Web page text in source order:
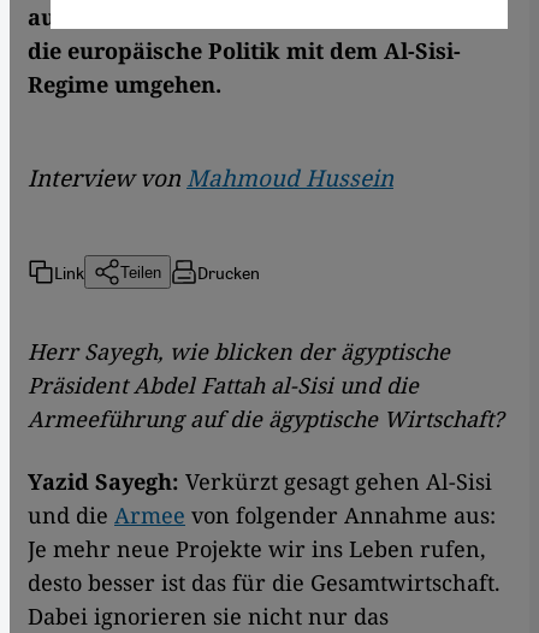
außerdem ein Fehler, wie die deutsche und
die europäische Politik mit dem Al-Sisi-
Regime umgehen.
Interview von Mahmoud Hussein
Link Teilen Drucken
Herr Sayegh, wie blicken der ägyptische
Präsident Abdel Fattah al-Sisi und die
Armeeführung auf die ägyptische Wirtschaft?
Yazid Sayegh: Verkürzt gesagt gehen Al-Sisi
und die Armee von folgender Annahme aus:
Je mehr neue Projekte wir ins Leben rufen,
desto besser ist das für die Gesamtwirtschaft.
Dabei ignorieren sie nicht nur das